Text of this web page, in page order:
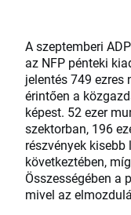
A szeptemberi
az NFP pénteki
jelentés 749
érintően a
képest. 52 ezer
szektorban, 196
részvények
következtében,
Összességében a
mivel az